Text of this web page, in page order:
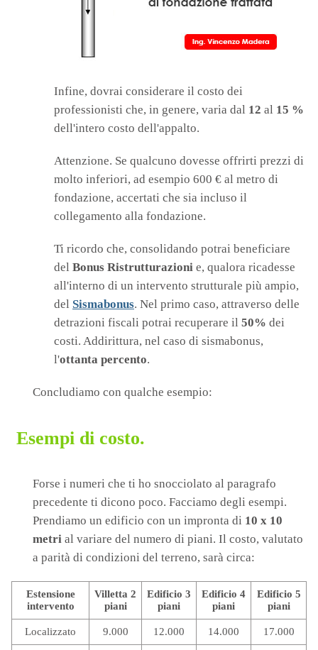
Infine, dovrai considerare il costo dei
professionisti che, in genere, varia dal 12 al 15 %
dell'intero costo dell'appalto.
Attenzione. Se qualcuno dovesse offrirti prezzi di
molto inferiori, ad esempio 600 € al metro di
fondazione, accertati che sia incluso il
collegamento alla fondazione.
Ti ricordo che, consolidando potrai beneficiare
del Bonus Ristrutturazioni e, qualora ricadesse
all'interno di un intervento strutturale più ampio,
del Sismabonus. Nel primo caso, attraverso delle
detrazioni fiscali potrai recuperare il 50% dei
costi. Addirittura, nel caso di sismabonus,
l'ottanta percento.
Concludiamo con qualche esempio:
Esempi di costo.
Forse i numeri che ti ho snocciolato al paragrafo
precedente ti dicono poco. Facciamo degli esempi.
Prendiamo un edificio con un impronta di 10 x 10
metri al variare del numero di piani. Il costo, valutato
a parità di condizioni del terreno, sarà circa:
Estensione
intervento
Villetta 2
piani
Edificio 3
piani
Edificio 4
piani
Edificio 5
piani
Localizzato 9.000 12.000 14.000 17.000